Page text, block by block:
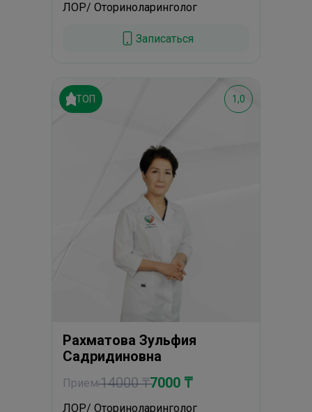
ЛОР/ Оториноларинголог
Записаться
ТОП 1,0
Рахматова Зульфия
Садридиновна
Прием:14000 ₸7000 ₸
ЛОР/ Оториноларинголог